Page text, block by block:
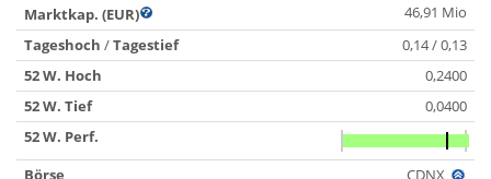
Marktkap. (EUR)
46,91 Mio
Tageshoch /Tagestief
0,14 / 0,13
52 W. Hoch
0,2400
52 W. Tief
0,0400
52 W. Perf.
Börse
CDNX